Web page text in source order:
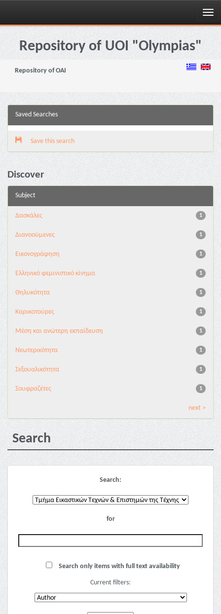
Skip
navigationRepository of UOI "Olympias"
Repository of OAI
Saved Searches
Save this search
Discover
Subject
1
Δασκάλες
1
Διανoούμενες
1
Εικονογράφηση
1
Ελληνικό φεμινιστικό κίνημα
1
Θηλυκότητα
1
Καρικατούρες
1
Μέση και ανώτερη εκπαίδευση
1
Νεωτερικότητα
1
Σεξουαλικότητα
1
Σουφραζέτες
next >
Search
Search:
for
Search only items with full text availability
Current filters: